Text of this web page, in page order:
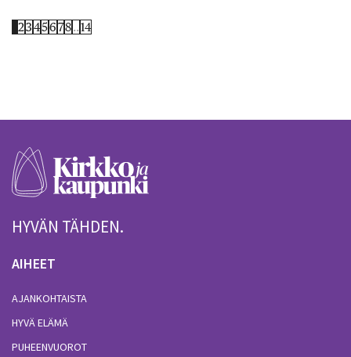
2345678..14
HYVÄN TÄHDEN.
AIHEET
AJANKOHTAISTA
HYVÄ ELÄMÄ
PUHEENVUOROT